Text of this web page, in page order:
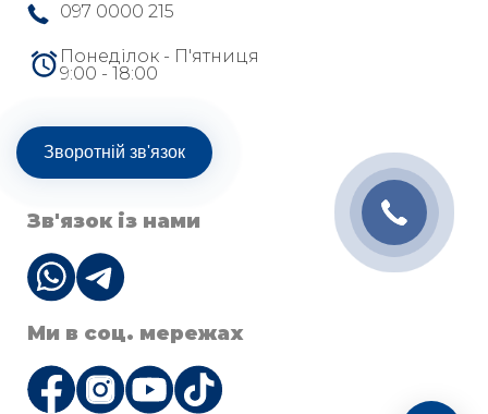
097 0000 215
Понеділок - П'ятниця
9:00 - 18:00
Зворотній зв'язок
Зв'язок із нами
Ми в соц. мережах